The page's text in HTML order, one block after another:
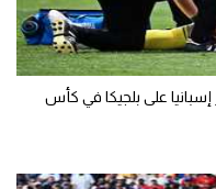
على بلجيكا في كأس